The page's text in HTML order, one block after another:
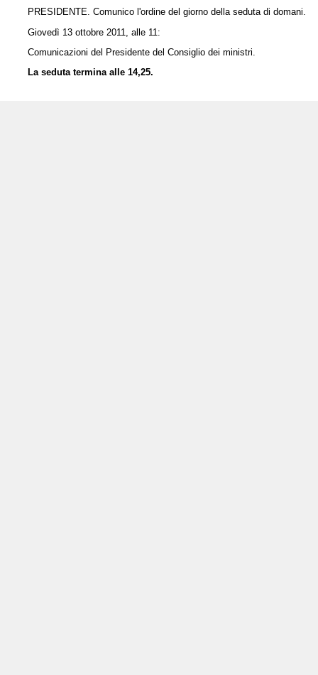
PRESIDENTE. Comunico l'ordine del giorno della seduta di domani.
Giovedì 13 ottobre 2011, alle 11:
Comunicazioni del Presidente del Consiglio dei ministri.
La seduta termina alle 14,25.